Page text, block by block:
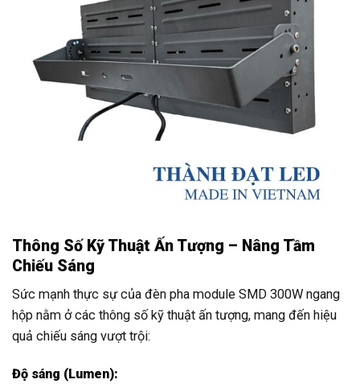
Thông Số Kỹ Thuật Ấn Tượng – Nâng Tầm
Chiếu Sáng
Sức mạnh thực sự của đèn pha module SMD 300W ngang
hộp nằm ở các thông số kỹ thuật ấn tượng, mang đến hiệu
quả chiếu sáng vượt trội:
Độ sáng (Lumen):